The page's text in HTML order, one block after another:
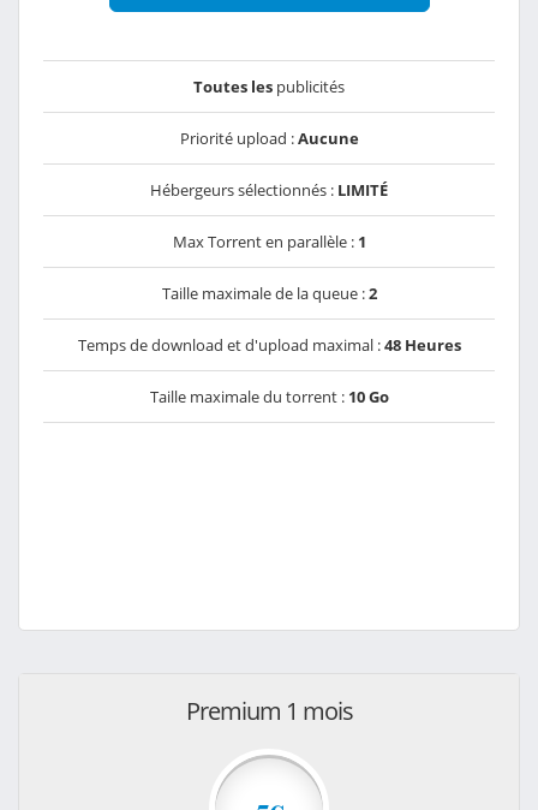
Toutes les publicités
Priorité upload :Aucune
Hébergeurs sélectionnés : LIMITÉ
Max Torrent en parallèle : 1
Taille maximale de la queue :2
Temps de download et d'upload maximal :48 Heures
Taille maximale du torrent : 10 Go
Premium 1 mois